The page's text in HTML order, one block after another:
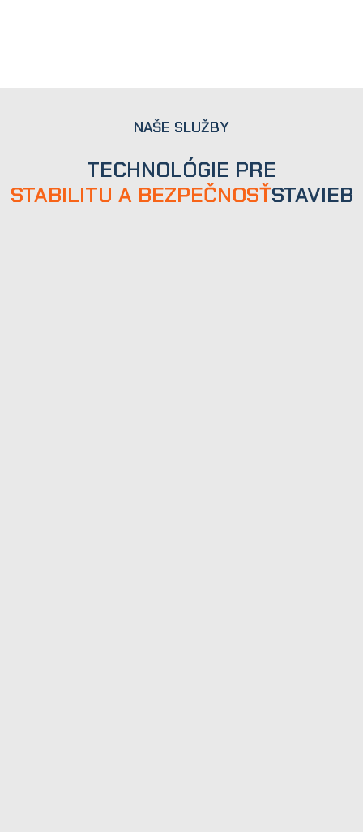
NAŠE SLUŽBY
TECHNOLÓGIE PRE
STABILITU A BEZPEČNOSŤSTAVIEB